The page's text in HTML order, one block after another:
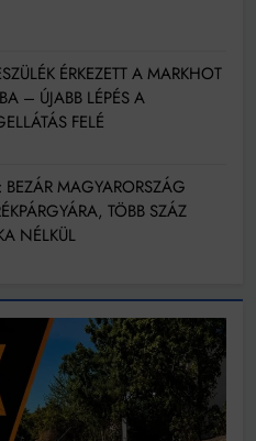
ÉRKEZETT A MARKHOT
– ÚJABB LÉPÉS A
FELÉ
MAGYARORSZÁG
TÖBB SZÁZ
NÉLKÜL